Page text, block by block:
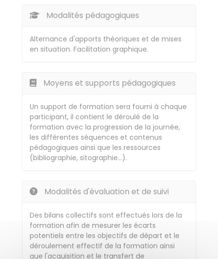
Modalités pédagogiques
Alternance d'apports théoriques et de mises
en situation. Facilitation graphique.
Moyens et supports pédagogiques
Un support de formation sera fourni à chaque
participant, il contient le déroulé de la
formation avec la progression de la journée,
les différentes séquences et contenus
pédagogiques ainsi que les ressources
(bibliographie, sitographie…).
Modalités d'évaluation et de suivi
Des bilans collectifs sont effectués lors de la
formation afin de mesurer les écarts
potentiels entre les objectifs de départ et le
déroulement effectif de la formation ainsi
que l'acquisition et le transfert de